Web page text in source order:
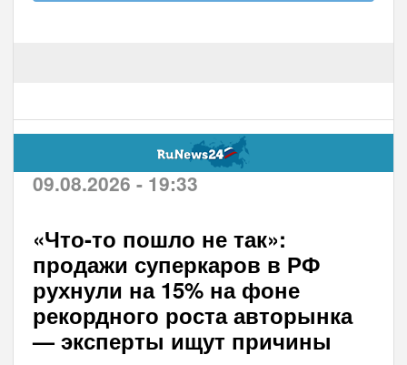
09.08.2026 - 19:33
«Что-то пошло не так»:
продажи суперкаров в РФ
рухнули на 15% на фоне
рекордного роста авторынка
— эксперты ищут причины